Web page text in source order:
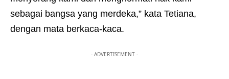
sebagai bangsa yang merdeka,” kata Tetiana,
dengan mata berkaca-kaca.
- ADVERTISEMENT -